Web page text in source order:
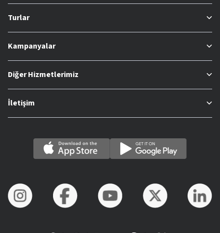
Turlar
Kampanyalar
Diğer Hizmetlerimiz
İletişim